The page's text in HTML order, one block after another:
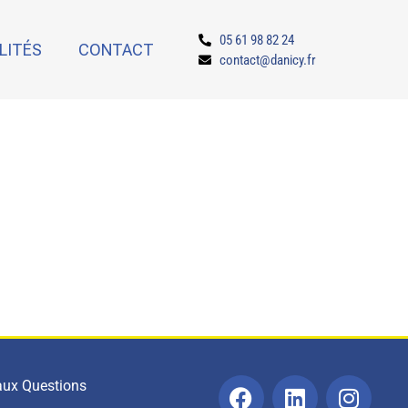
CONTACT
05 61 98 82 24
contact@danicy.fr
Questions